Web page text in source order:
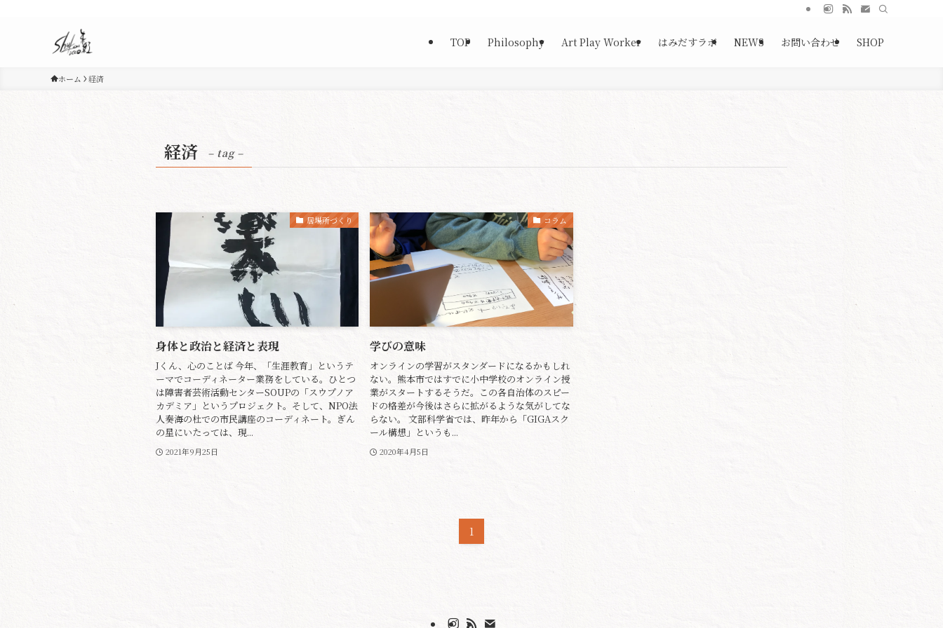
TOP Philosophy Art Play Worker はみだすラボ NEWS お問い合わせ SHOP
ホーム 経済
経済 – tag –
居場所づくり
身体と政治と経済と表現
Jくん、心のことば 今年、「生涯教育」というテ
ーマでコーディネーター業務をしている。ひとつ
は障害者芸術活動センターSOUPの「スウプノア
カデミア」というプロジェクト。そして、NPO法
人奏海の杜での市民講座のコーディネート。ぎん
の星にいたっては、現...
2021年9月25日
コラム
学びの意味
オンラインの学習がスタンダードになるかもしれ
ない。熊本市ではすでに小中学校のオンライン授
業がスタートするそうだ。この各自治体のスピー
ドの格差が今後はさらに拡がるような気がしてな
らない。 文部科学省では、昨年から「GIGAスク
ール構想」というも...
2020年4月5日
1